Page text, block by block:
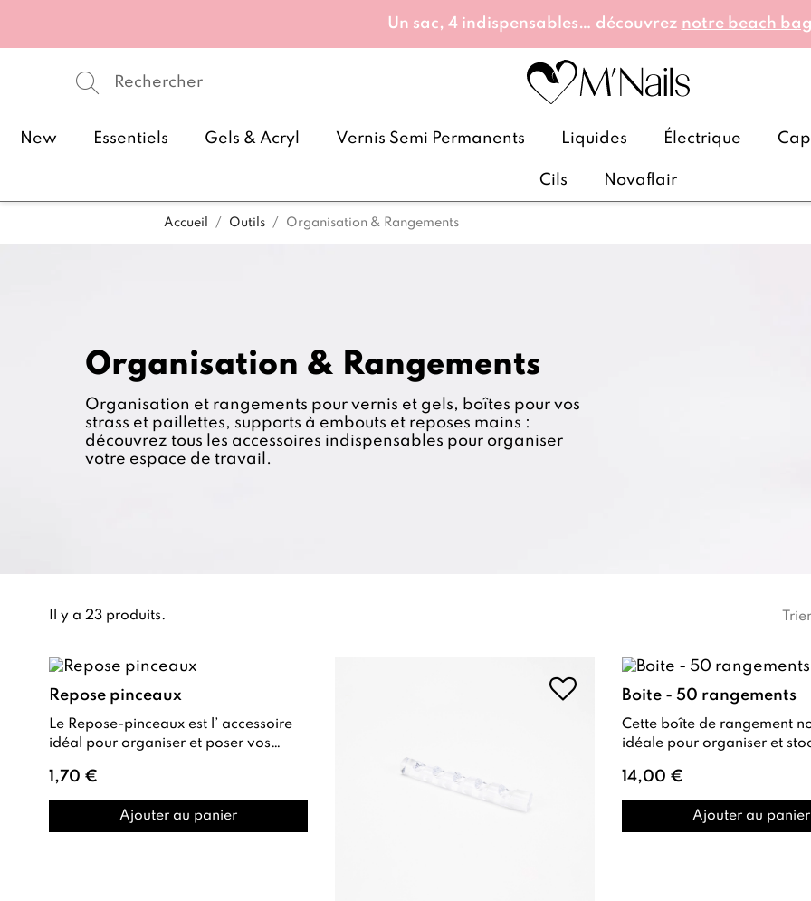
Un sac, 4 indispensables… découvrez notre beach bag
New Essentiels Gels & Acryl Vernis Semi Permanents Liquides Électrique
Cils Novaflair
Accueil Outils Organisation & Rangements
Organisation & Rangements
Organisation et rangements pour vernis et gels, boîtes pour vos
strass et paillettes, supports à embouts et reposes mains :
découvrez tous les accessoires indispensables pour organiser
votre espace de travail.
Il y a 23 produits.
Repose pinceaux
Le Repose-pinceaux est l’ accessoire
idéal pour organiser et poser vos
ar...
1,70 €
Ajouter au panier
Boite - 50 rangements
Cette boîte de rangement noire est
idéale pour organiser et
billes...
14,00 €
Ajouter au panier